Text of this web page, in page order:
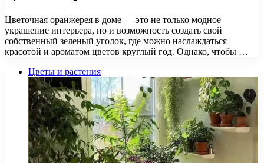
Цветочная оранжерея в доме — это не только модное
украшение интерьера, но и возможность создать свой
собственный зеленый уголок, где можно наслаждаться
красотой и ароматом цветов круглый год. Однако, чтобы …
Цветы и растения